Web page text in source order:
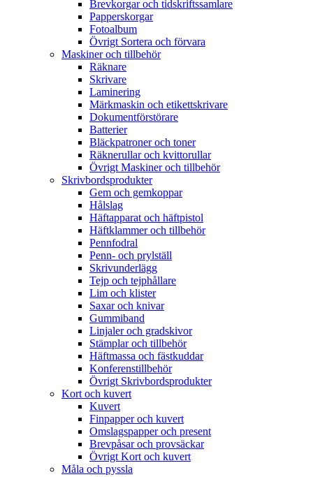
Brevkorgar och tidskriftssamlare
Papperskorgar
Fotoalbum
Övrigt Sortera och förvara
Maskiner och tillbehör
Räknare
Skrivare
Laminering
Märkmaskin och etikettskrivare
Dokumentförstörare
Batterier
Bläckpatroner och toner
Räknerullar och kvittorullar
Övrigt Maskiner och tillbehör
Skrivbordsprodukter
Gem och gemkoppar
Hålslag
Häftapparat och häftpistol
Häftklammer och tillbehör
Pennfodral
Penn- och prylställ
Skrivunderlägg
Tejp och tejphållare
Lim och klister
Saxar och knivar
Gummiband
Linjaler och gradskivor
Stämplar och tillbehör
Häftmassa och fästkuddar
Konferenstillbehör
Övrigt Skrivbordsprodukter
Kort och kuvert
Kuvert
Finpapper och kuvert
Omslagspapper och present
Brevpåsar och provsäckar
Övrigt Kort och kuvert
Måla och pyssla